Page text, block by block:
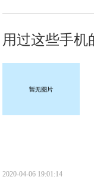
2020-04-06 19:01:14